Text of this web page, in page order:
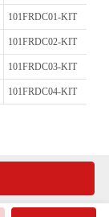
101FRDC01-KIT
101FRDC02-KIT
101FRDC03-KIT
101FRDC04-KIT